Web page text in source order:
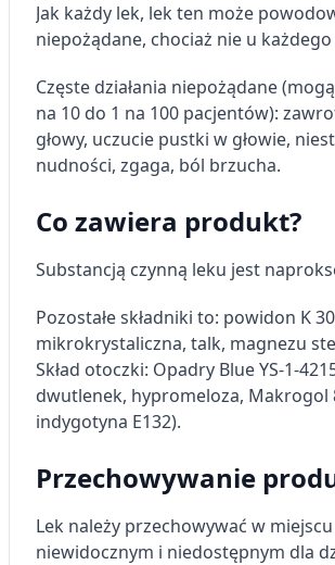
Jak każdy lek, lek ten może
niepożądane, chociaż nie u
Częste działania niepożądane
na 10 do 1 na 100 pacjentów):
głowy, uczucie pustki w głowie,
nudności, zgaga, ból brzucha.
Co zawiera produkt?
Substancją czynną leku jest
Pozostałe składniki to: powidon K
mikrokrystaliczna, talk, magnezu
Skład otoczki: Opadry Blue YS-1-
dwutlenek, hypromeloza, Makrogol
indygotyna E132).
Przechowywanie
Lek należy przechowywać w miejscu
niewidocznym i niedostępnym dla